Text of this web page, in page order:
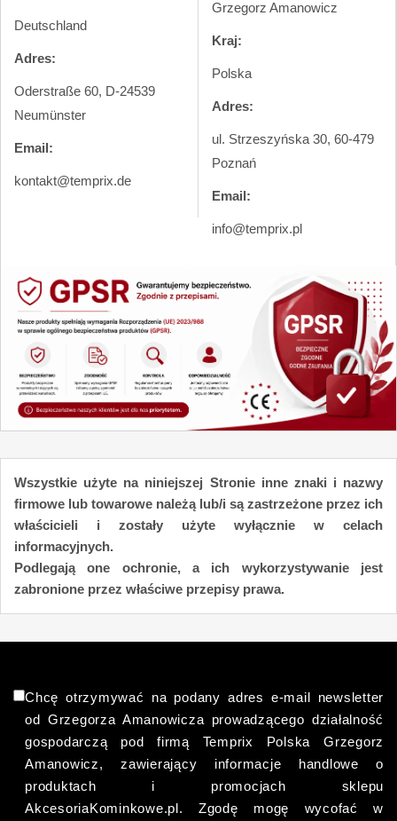
Deutschland
Adres:
Oderstraße 60, D-24539
Neumünster
Email:
kontakt@temprix.de
Grzegorz Amanowicz
Kraj:
Polska
Adres:
ul. Strzeszyńska 30, 60-479
Poznań
Email:
info@temprix.pl
Wszystkie użyte na niniejszej Stronie inne znaki i nazwy
firmowe lub towarowe należą lub/i są zastrzeżone przez ich
właścicieli i zostały użyte wyłącznie w celach
informacyjnych.
Podlegają one ochronie, a ich wykorzystywanie jest
zabronione przez właściwe przepisy prawa.
Chcę otrzymywać na podany adres e-mail newsletter
od Grzegorza Amanowicza prowadzącego działalność
gospodarczą pod firmą Temprix Polska Grzegorz
Amanowicz, zawierający informacje handlowe o
produktach i promocjach sklepu
AkcesoriaKominkowe.pl. Zgodę mogę wycofać w